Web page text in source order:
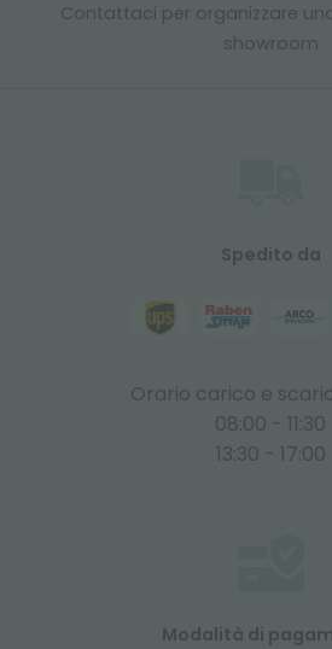
Contattaci per organizzare
showroom
Spedito da
Orario carico e
08:00 - 11:30
13:30 - 17:00
Modalità di